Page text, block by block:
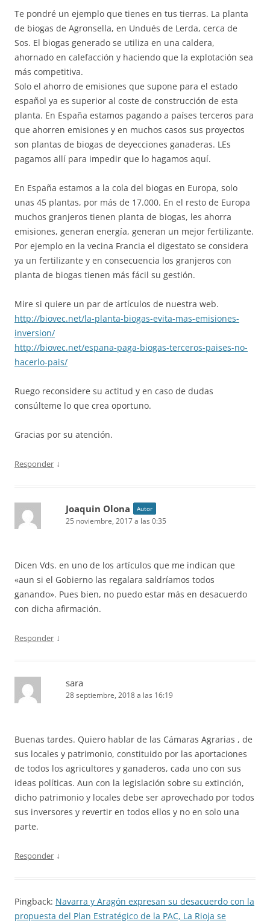
Te pondré un ejemplo que tienes en tus tierras. La planta
de biogas de Agronsella, en Undués de Lerda, cerca de
Sos. El biogas generado se utiliza en una caldera,
ahornado en calefacción y haciendo que la explotación sea
más competitiva.
Solo el ahorro de emisiones que supone para el estado
español ya es superior al coste de construcción de esta
planta. En España estamos pagando a países terceros para
que ahorren emisiones y en muchos casos sus proyectos
son plantas de biogas de deyecciones ganaderas. LEs
pagamos allí para impedir que lo hagamos aquí.
En España estamos a la cola del biogas en Europa, solo
unas 45 plantas, por más de 17.000. En el resto de Europa
muchos granjeros tienen planta de biogas, les ahorra
emisiones, generan energía, generan un mejor fertilizante.
Por ejemplo en la vecina Francia el digestato se considera
ya un fertilizante y en consecuencia los granjeros con
planta de biogas tienen más fácil su gestión.
Mire si quiere un par de artículos de nuestra web.
http://biovec.net/la-planta-biogas-evita-mas-emisiones-
inversion/
http://biovec.net/espana-paga-biogas-terceros-paises-no-
hacerlo-pais/
Ruego reconsidere su actitud y en caso de dudas
consúlteme lo que crea oportuno.
Gracias por su atención.
Responder ↓
Joaquin Olona Autor
25 noviembre, 2017 a las 0:35
Dicen Vds. en uno de los artículos que me indican que
«aun si el Gobierno las regalara saldríamos todos
ganando». Pues bien, no puedo estar más en desacuerdo
con dicha afirmación.
Responder ↓
sara
28 septiembre, 2018 a las 16:19
Buenas tardes. Quiero hablar de las Cámaras Agrarias , de
sus locales y patrimonio, constituido por las aportaciones
de todos los agricultores y ganaderos, cada uno con sus
ideas políticas. Aun con la legislación sobre su extinción,
dicho patrimonio y locales debe ser aprovechado por todos
sus inversores y revertir en todos ellos y no en solo una
parte.
Responder ↓
Pingback: Navarra y Aragón expresan su desacuerdo con la
propuesta del Plan Estratégico de la PAC, La Rioja se